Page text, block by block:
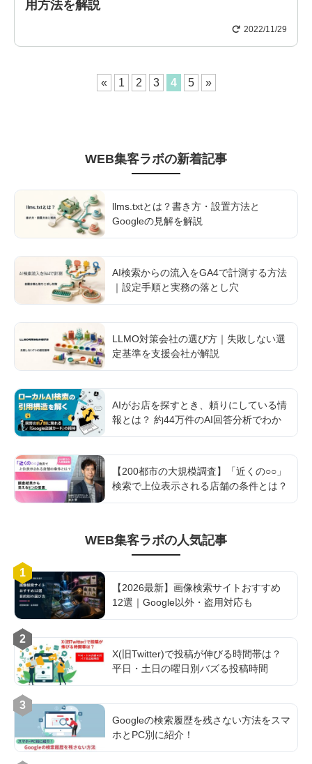
用方法を解説
2022/11/29
« 1 2 3 4 5 »
WEB集客ラボの新着記事
llms.txtとは？書き方・設置方法と
Googleの見解を解説
AI検索からの流入をGA4で計測する方法
｜設定手順と実務の落とし穴
LLMO対策会社の選び方｜失敗しない選
定基準を支援会社が解説
AIがお店を探すとき、頼りにしている情
報とは？ 約44万件のAI回答分析でわか
ったGoogle AI検索を支える「店舗情報
【200都市の大規模調査】「近くの○○」
検索で上位表示される店舗の条件とは？
調査結果から見える5つの要素
WEB集客ラボの人気記事
1
【2026最新】画像検索サイトおすすめ
12選｜Google以外・盗用対応も
2
X(旧Twitter)で投稿が伸びる時間帯は？
平日・土日の曜日別バズる投稿時間
3
Googleの検索履歴を残さない方法をスマ
ホとPC別に紹介！